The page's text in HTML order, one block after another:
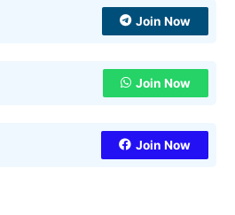
Join Now
Join Now
Join Now